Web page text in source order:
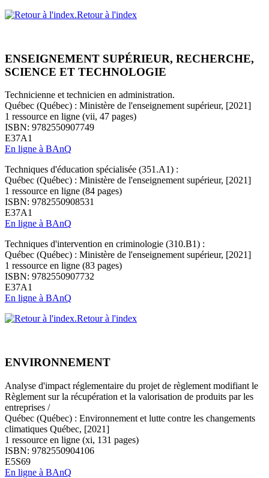
Retour à l'index
ENSEIGNEMENT SUPÉRIEUR, RECHERCHE,
SCIENCE ET TECHNOLOGIE
Technicienne et technicien en administration.
Québec (Québec) : Ministère de l'enseignement supérieur, [2021]
1 ressource en ligne (vii, 47 pages)
ISBN: 9782550907749
E37A1
En ligne à BAnQ
Techniques d'éducation spécialisée (351.A1) :
Québec (Québec) : Ministère de l'enseignement supérieur, [2021]
1 ressource en ligne (84 pages)
ISBN: 9782550908531
E37A1
En ligne à BAnQ
Techniques d'intervention en criminologie (310.B1) :
Québec (Québec) : Ministère de l'enseignement supérieur, [2021]
1 ressource en ligne (83 pages)
ISBN: 9782550907732
E37A1
En ligne à BAnQ
Retour à l'index
ENVIRONNEMENT
Analyse d'impact réglementaire du projet de règlement modifiant le
Règlement sur la récupération et la valorisation de produits par les
entreprises /
Québec (Québec) : Environnement et lutte contre les changements
climatiques Québec, [2021]
1 ressource en ligne (xi, 131 pages)
ISBN: 9782550904106
E5S69
En ligne à BAnQ